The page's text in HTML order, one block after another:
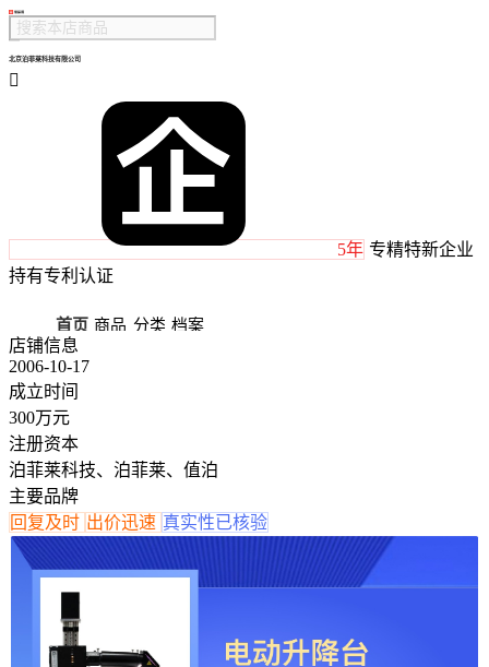
北京泊菲莱科技有限公司

5年 专精特新企业
持有专利认证
首页 商品 分类 档案
店铺信息
2006-10-17
成立时间
300万元
注册资本
泊菲莱科技、泊菲莱、值泊
主要品牌
回复及时 出价迅速 真实性已核验